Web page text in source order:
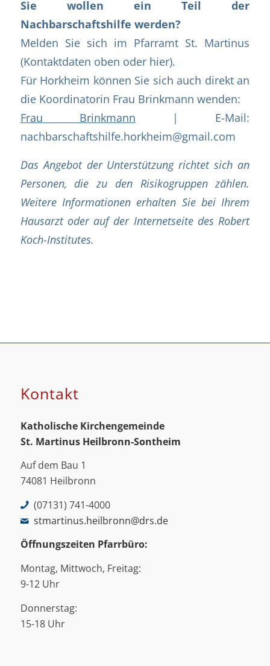
Sie wollen ein Teil der
Nachbarschaftshilfe werden?
Melden Sie sich im Pfarramt St. Martinus
(Kontaktdaten oben oder hier).
Für Horkheim können Sie sich auch direkt an
die Koordinatorin Frau Brinkmann wenden:
Frau Brinkmann | E-Mail:
nachbarschaftshilfe.horkheim@gmail.com
Das Angebot der Unterstützung richtet sich an
Personen, die zu den Risikogruppen zählen.
Weitere Informationen erhalten Sie bei Ihrem
Hausarzt oder auf der Internetseite des Robert
Koch-Institutes.
Kontakt
Katholische Kirchengemeinde
St. Martinus Heilbronn-Sontheim
Auf dem Bau 1
74081 Heilbronn
(07131) 741-4000
stmartinus.heilbronn@drs.de
Öffnungszeiten Pfarrbüro:
Montag, Mittwoch, Freitag:
9-12 Uhr
Donnerstag:
15-18 Uhr